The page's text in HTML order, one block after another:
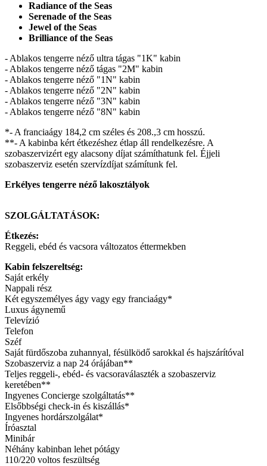
Radiance of the Seas
Serenade of the Seas
Jewel of the Seas
Brilliance of the Seas
- Ablakos tengerre néző ultra tágas "1K" kabin
- Ablakos tengerre néző tágas "2M" kabin
- Ablakos tengerre néző "1N" kabin
- Ablakos tengerre néző "2N" kabin
- Ablakos tengerre néző "3N" kabin
- Ablakos tengerre néző "8N" kabin
*- A franciaágy 184,2 cm széles és 208.,3 cm hosszú.
**- A kabinba kért étkezéshez étlap áll rendelkezésre. A
szobaszervizért egy alacsony díjat számíthatunk fel. Éjjeli
szobaszerviz esetén szervízdíjat számítunk fel.
Erkélyes tengerre néző lakosztályok
SZOLGÁLTATÁSOK:
Étkezés:
Reggeli, ebéd és vacsora változatos éttermekben
Kabin felszereltség:
Saját erkély
Nappali rész
Két egyszemélyes ágy vagy egy franciaágy*
Luxus ágynemű
Televízió
Telefon
Széf
Saját fürdőszoba zuhannyal, fésülködő sarokkal és hajszárítóval
Szobaszerviz a nap 24 órájában**
Teljes reggeli-, ebéd- és vacsoraválaszték a szobaszerviz
keretében**
Ingyenes Concierge szolgáltatás**
Elsőbbségi check-in és kiszállás*
Ingyenes hordárszolgálat*
Íróasztal
Minibár
Néhány kabinban lehet pótágy
110/220 voltos feszültség